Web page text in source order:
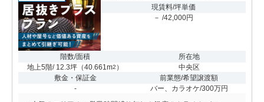
現賃料/坪単価
－ /42,000円
階数/面積
地上5階/ 12.3坪 （40.661m2 ）
所在地
中央区
敷金・保証金
-
前業態/希望譲渡額
バー、カラオケ/300万円